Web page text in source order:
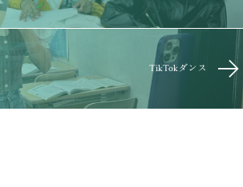
TikTokダンス